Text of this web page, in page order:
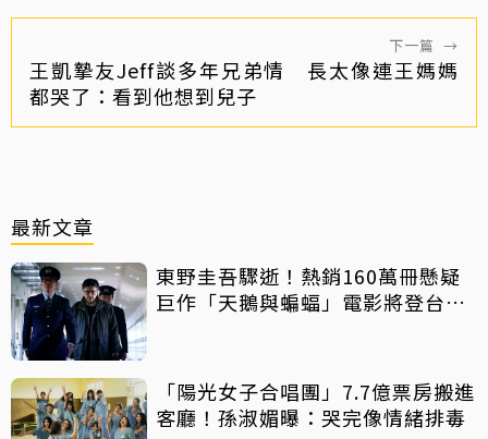
下一篇 →
王凱摯友Jeff談多年兄弟情 長太像連王媽媽
都哭了：看到他想到兒子
最新文章
東野圭吾驟逝！熱銷160萬冊懸疑
巨作「天鵝與蝙蝠」電影將登台上
「陽光女子合唱團」7.7億票房搬進
客廳！孫淑媚曝：哭完像情緒排毒